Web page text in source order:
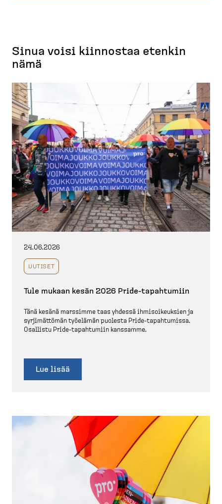
Sinua voisi kiinnostaa etenkin
nämä
24.06.2026
UUTISET
Tule mukaan kesän 2026 Pride-​tapahtumiin
Tänä kesänä marssimme taas yhdessä ihmisoi­keuksien ja
syrjimättömän työelämän puolesta Pride-​tapahtumissa.
Osallistu Pride-​tapahtumiin kanssamme.
Lue lisää